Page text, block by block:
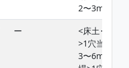
2〜3mL
ー
<床土･堆肥
>1穴当り
3〜6mL<圃